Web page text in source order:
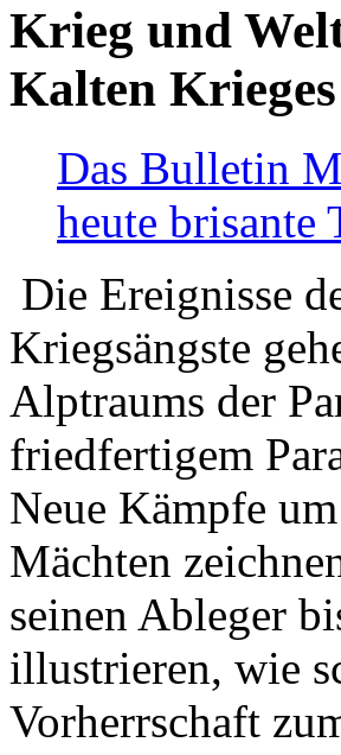
Krieg und
Kalten Krieges
Das Bulletin
heute brisante
Die Ereignisse
Kriegsängste
Alptraums der
friedfertigem
Neue Kämpfe
Mächten
seinen Ableger
illustrieren, wie
Vorherrschaft